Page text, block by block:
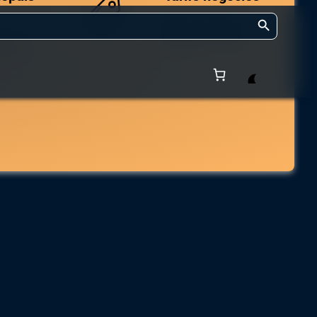
Search Button
adaptés aux volumes.